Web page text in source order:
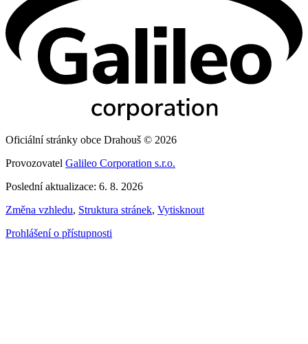
Oficiální stránky obce Drahouš © 2026
Provozovatel Galileo Corporation s.r.o.
Poslední aktualizace: 6. 8. 2026
Změna vzhledu, Struktura stránek, Vytisknout
Prohlášení o přístupnosti